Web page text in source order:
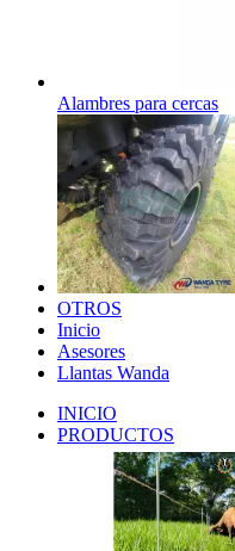
Alambres para cercas
OTROS
Inicio
Asesores
Llantas Wanda
INICIO
PRODUCTOS